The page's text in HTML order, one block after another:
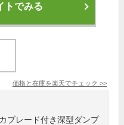
トでみる
価格と在庫を楽天でチェック >>
ブレード付き深型ダンプ